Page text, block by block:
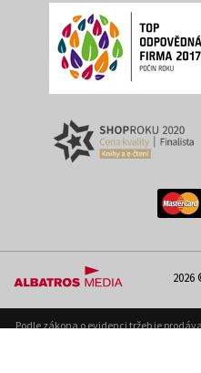
2026
Podle zákona o evidenci tržeb je